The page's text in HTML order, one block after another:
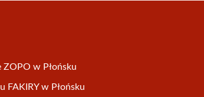
w Płońsku
FAKIRY w Płońsku